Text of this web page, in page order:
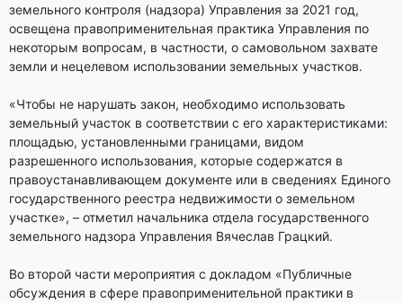
земельного контроля (надзора) Управления за 2021 год,
освещена правоприменительная практика Управления по
некоторым вопросам, в частности, о самовольном захвате
земли и нецелевом использовании земельных участков.
«Чтобы не нарушать закон, необходимо использовать
земельный участок в соответствии с его характеристиками:
площадью, установленными границами, видом
разрешенного использования, которые содержатся в
правоустанавливающем документе или в сведениях Единого
государственного реестра недвижимости о земельном
участке», – отметил начальника отдела государственного
земельного надзора Управления Вячеслав Грацкий.
Во второй части мероприятия с докладом «Публичные
обсуждения в сфере правоприменительной практики в